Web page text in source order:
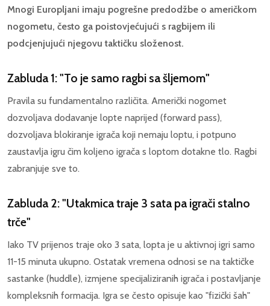
Mnogi Europljani imaju pogrešne predodžbe o američkom
nogometu, često ga poistovjećujući s ragbijem ili
podcjenjujući njegovu taktičku složenost.
Zabluda 1: "To je samo ragbi sa šljemom"
Pravila su fundamentalno različita. Američki nogomet
dozvoljava dodavanje lopte naprijed (forward pass),
dozvoljava blokiranje igrača koji nemaju loptu, i potpuno
zaustavlja igru čim koljeno igrača s loptom dotakne tlo. Ragbi
zabranjuje sve to.
Zabluda 2: "Utakmica traje 3 sata pa igrači stalno
trče"
Iako TV prijenos traje oko 3 sata, lopta je u aktivnoj igri samo
11-15 minuta ukupno. Ostatak vremena odnosi se na taktičke
sastanke (huddle), izmjene specijaliziranih igrača i postavljanje
kompleksnih formacija. Igra se često opisuje kao "fizički šah"